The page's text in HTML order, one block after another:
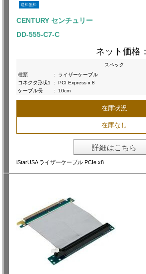
送料無料
CENTURY センチュリー
DD-555-C7-C
ネット価格：
スペック
種類
:
ライザーケーブル
コネクタ形状1
:
PCI Express x 8
ケーブル長
: 10cm
在庫状況
在庫なし
詳細はこちら
iStarUSA ライザーケーブル PCIe x8